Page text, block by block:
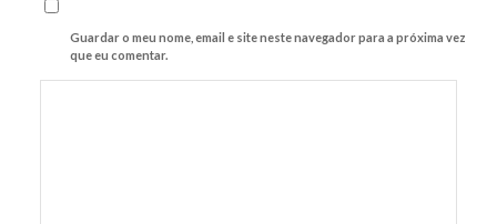
Guardar o meu nome, email e site neste navegador para a próxima vez
que eu comentar.